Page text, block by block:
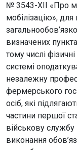
№ 3543-ХІІ «Про
мобілізацію»,
визначених
тому числі
системі
незалежну
фермерського
осіб, які
частини першої
військову службу
виконання